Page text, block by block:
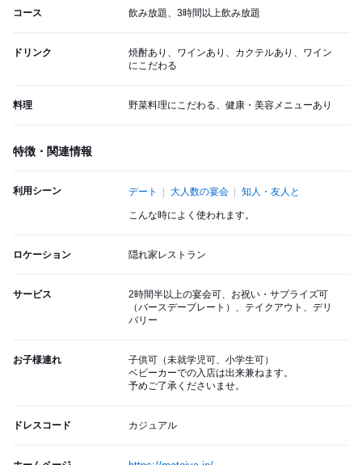
コース 飲み放題、3時間以上飲み放題
ドリンク
焼酎あり、ワインあり、カクテルあり、ワイン
にこだわる
料理 野菜料理にこだわる、健康・美容メニューあり
特徴・関連情報
利用シーン デート 大人数の宴会 知人・友人と
こんな時によく使われます。
ロケーション 隠れ家レストラン
サービス
2時間半以上の宴会可、お祝い・サプライズ可
（バースデープレート）、テイクアウト、デリ
バリー
お子様連れ
子供可（未就学児可、小学生可）
ベビーカーでの入店は出来兼ねます。
予めご了承くださいませ。
ドレスコード カジュアル